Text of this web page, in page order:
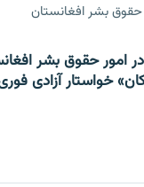
حقوق بشر افغانستان
حقوق بشر
خواستار آزادی